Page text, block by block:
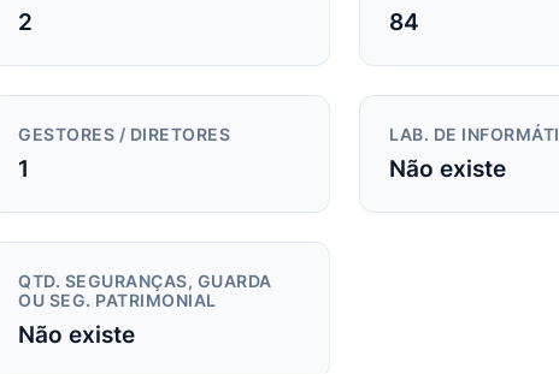
2 84
GESTORES / DIRETORES
1
LAB. DE
Não existe
QTD. SEGURANÇAS, GUARDA
OU SEG. PATRIMONIAL
Não existe